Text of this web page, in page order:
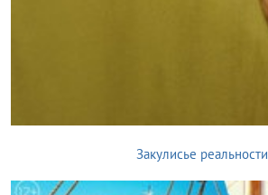
Закулисье реальности